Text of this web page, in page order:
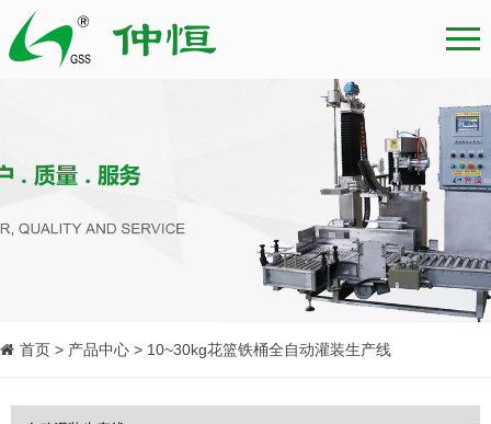
首页 > 产品中心 > 10~30kg花篮铁桶全自动灌装生产线